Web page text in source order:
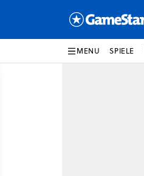
MENU SPIELE